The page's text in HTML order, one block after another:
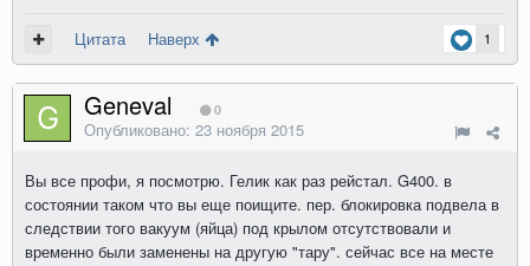
1
Цитата Наверх
Geneval 0
Опубликовано: 23 ноября 2015
Вы все профи, я посмотрю. Гелик как раз рейстал. G400. в
состоянии таком что вы еще поищите. пер. блокировка подвела в
следствии того вакуум (яйца) под крылом отсутствовали и
временно были заменены на другую "тару". сейчас все на месте